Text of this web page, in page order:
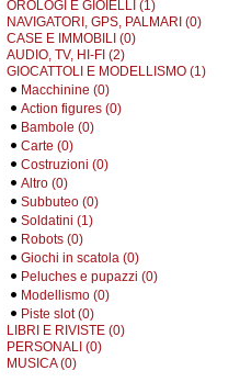
OROLOGI E GIOIELLI (1)
NAVIGATORI, GPS, PALMARI (0)
CASE E IMMOBILI (0)
AUDIO, TV, HI-FI (2)
GIOCATTOLI E MODELLISMO (1)
Macchinine (0)
Action figures (0)
Bambole (0)
Carte (0)
Costruzioni (0)
Altro (0)
Subbuteo (0)
Soldatini (1)
Robots (0)
Giochi in scatola (0)
Peluches e pupazzi (0)
Modellismo (0)
Piste slot (0)
LIBRI E RIVISTE (0)
PERSONALI (0)
MUSICA (0)